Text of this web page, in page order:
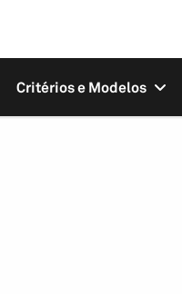
Critérios e Modelos